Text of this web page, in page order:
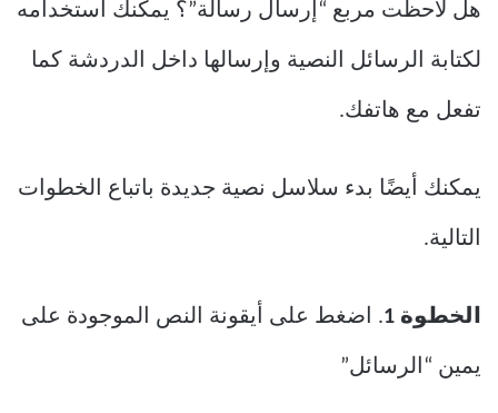
هل لاحظت مربع “إرسال رسالة”؟ يمكنك استخدامه
لكتابة الرسائل النصية وإرسالها داخل الدردشة كما
تفعل مع هاتفك.
يمكنك أيضًا بدء سلاسل نصية جديدة باتباع الخطوات
التالية.
الخطوة 1 . اضغط على أيقونة النص الموجودة على
يمين “الرسائل”